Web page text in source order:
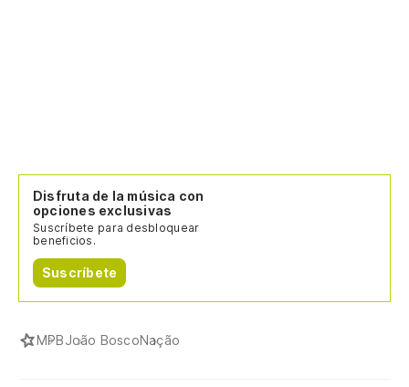
Disfruta de la música con
opciones exclusivas
Suscríbete para desbloquear
beneficios.
Suscríbete
MPBJoão BoscoNação